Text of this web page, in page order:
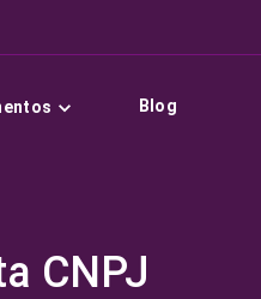
Blog
CNPJ